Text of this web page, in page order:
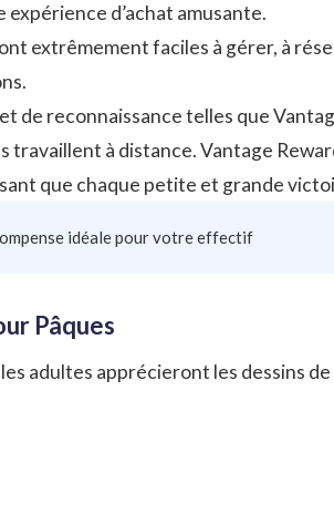
d’achat amusante.
extrêmement faciles à gérer, à
de reconnaissance telles que
travaillent à distance. Vantage
que chaque petite et grande
idéale pour votre effectif
Pâques
adultes apprécieront les dessins